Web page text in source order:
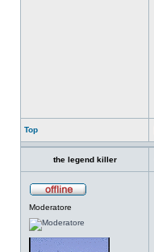
Top
the legend killer
Moderatore